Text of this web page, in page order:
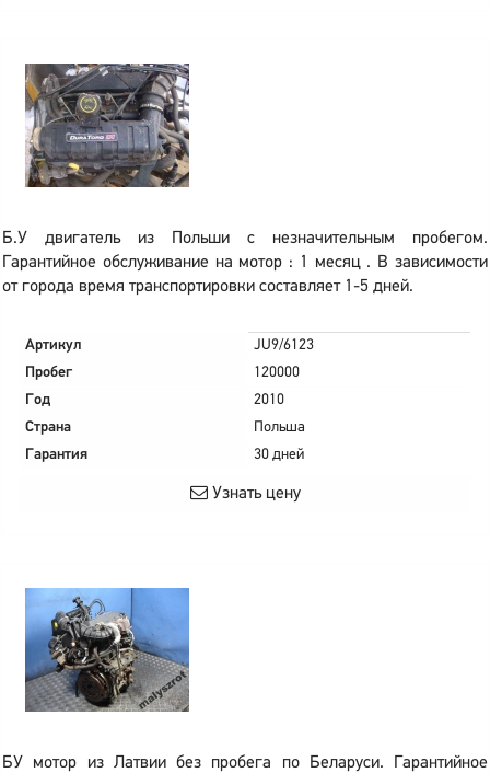
Б.У двигатель из Польши с незначительным пробегом.
Гарантийное обслуживание на мотор : 1 месяц . В зависимости
от города время транспортировки составляет 1-5 дней.
Артикул
JU9/6123
Пробег
120000
Год
2010
Страна
Польша
Гарантия
30 дней
Узнать цену
БУ мотор из Латвии без пробега по Беларуси. Гарантийное